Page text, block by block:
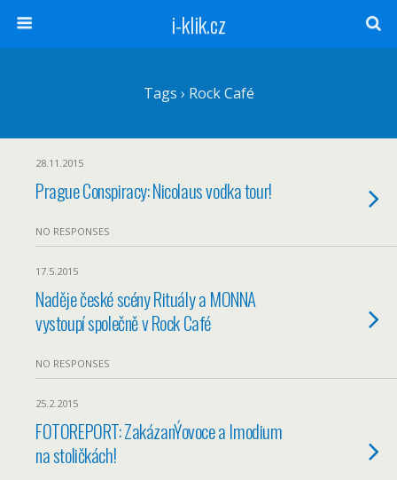
i-klik.cz
Tags › Rock Café
28.11.2015
Prague Conspiracy: Nicolaus vodka tour!
NO RESPONSES
17.5.2015
Naděje české scény Rituály a MONNA
vystoupí společně v Rock Café
NO RESPONSES
25.2.2015
FOTOREPORT: ZakázanÝovoce a Imodium
na stoličkách!